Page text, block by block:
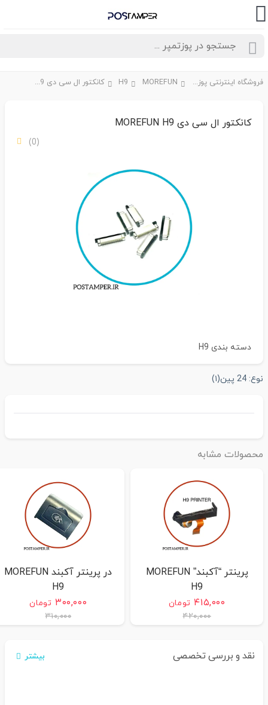
فروشگاه اینترنتی پوزتمپر MOREFUN
H9 کانکتور ال سی دی MOREFUN H9
کانکتور ال سی دی MOREFUN H9
دسته بندیH9
24 پین (۱)
مشابه
پرینتر “آکبند” MOREFUN
H9
۴۱۵,۰۰۰ تومان
۴۲۰,۰۰۰
در پرینتر آکبند MOREFUN
H9
۳۰۰,۰۰۰ تومان
۳۱۰,۰۰۰
نقد و بررسی تخصصی بیشتر